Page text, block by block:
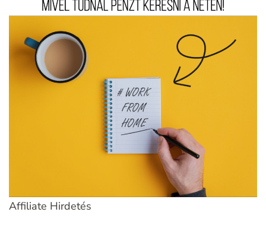
Affiliate Hirdetés